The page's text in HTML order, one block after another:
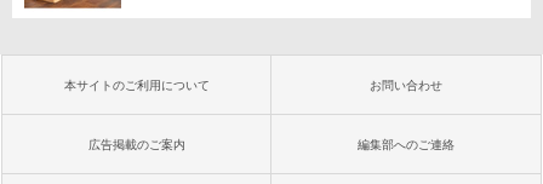
本サイトのご利用について お問い合わせ
広告掲載のご案内 編集部へのご連絡